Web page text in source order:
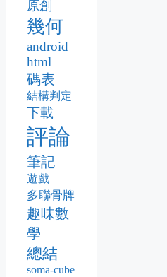
原創
幾何
android
html
碼表
結構判定
下載
評論
筆記
遊戲
多聯骨牌
趣味數
學
總結
soma-cube